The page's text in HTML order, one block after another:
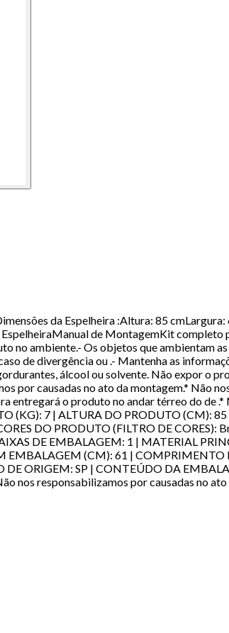
da Espelheira :Altura: 85
de MontagemKit completo
no ambiente.- Os objetos que ambientam
de divergência ou .- Mantenha as
álcool ou solvente. Não expor o
por causadas no ato da montagem.* Não
entregará o produto no andar térreo do de .*
(KG): 7 | ALTURA DO PRODUTO (CM):
DO PRODUTO (FILTRO DE CORES):
DE EMBALAGEM: 1 | MATERIAL
EMBALAGEM (CM): 61 | COMPRIMENTO
ORIGEM: SP | CONTEÚDO DA
nos responsabilizamos por causadas no